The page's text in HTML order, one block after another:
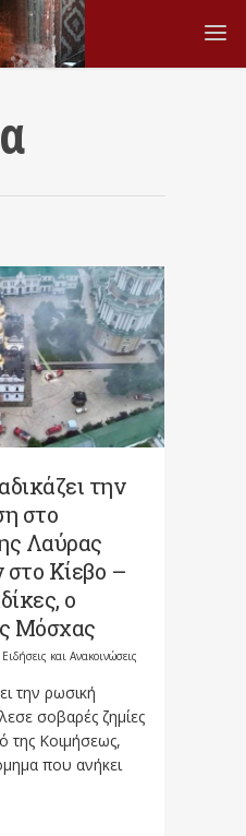
την
στο
Λαύρας
Κίεβο –
ο
Μόσχας
Ειδήσεις και Ανακοινώσεις
την ρωσική
σοβαρές ζημίες
της Κοιμήσεως,
που ανήκει